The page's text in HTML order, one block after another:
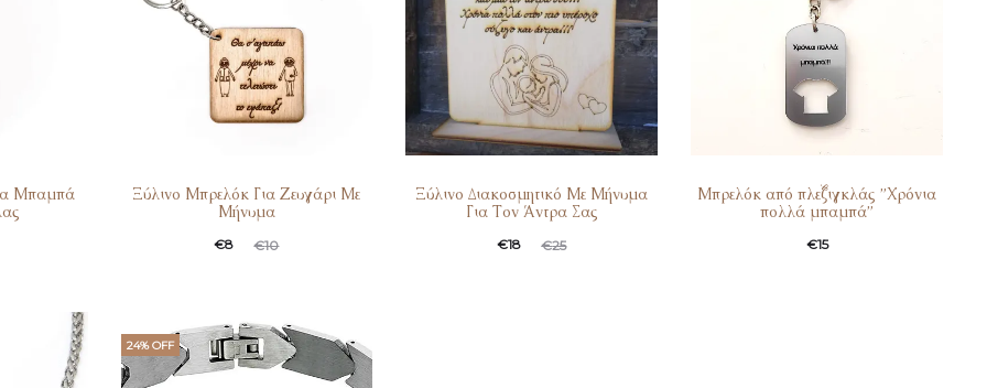
Μπαμπά
Ξύλινο Μπρελόκ Για Ζευγάρι Με
Μήνυμα
€10
€8
Ξύλινο Διακοσμητικό Με Μήνυμα
Για Τον Άντρα Σας
€25
€18
Μπρελόκ από πλεξιγκλάς ”Χρόνια
πολλά μπαμπά”
€15
24% OFF